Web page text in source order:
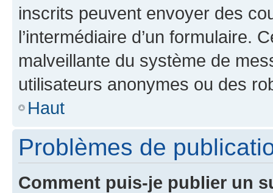
inscrits peuvent envoyer des
l’intermédiaire d’un formulaire.
malveillante du système de
utilisateurs anonymes ou des
Haut
Problèmes de
Comment puis-je publier un